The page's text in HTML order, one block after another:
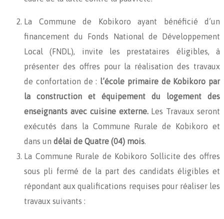
La Commune de Kobikoro ayant bénéficié d’un
financement du Fonds National de Développement
Local (FNDL), invite les prestataires éligibles, à
présenter des offres pour la réalisation des travaux
de confortation de : l’école primaire de Kobikoro par
la construction et équipement du logement des
enseignants avec cuisine externe.Les Travaux seront
exécutés dans la Commune Rurale de Kobikoro et
dans un délai de Quatre (04) mois.
La Commune Rurale de Kobikoro Sollicite des offres
sous pli fermé de la part des candidats éligibles et
répondant aux qualifications requises pour réaliser les
travaux suivants :